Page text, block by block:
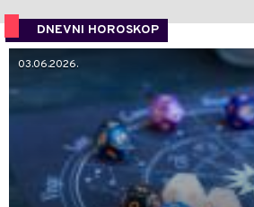
DNEVNI HOROSKOP
03.06.2026.